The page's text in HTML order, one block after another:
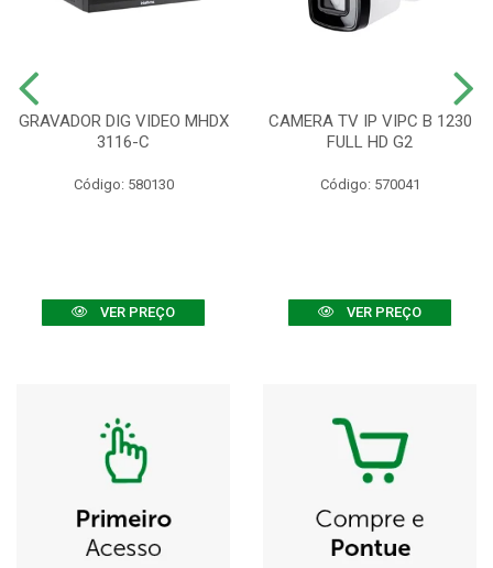
GRAVADOR DIG VIDEO MHDX
3116-C
Código: 580130
VER PREÇO
CAMERA TV IP VIPC B 1230
FULL HD G2
Código: 570041
VER PREÇO